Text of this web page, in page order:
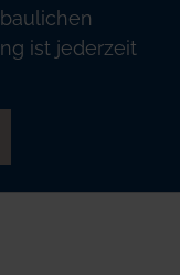
ist jederzeit